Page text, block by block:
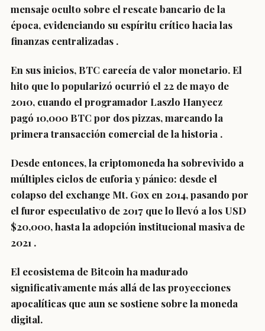
mensaje oculto sobre el rescate bancario de la
época, evidenciando su espíritu crítico hacia las
finanzas centralizadas .
En sus inicios, BTC carecía de valor monetario. El
hito que lo popularizó ocurrió el 22 de mayo de
2010, cuando el programador Laszlo Hanyecz
pagó 10,000 BTC por dos pizzas, marcando la
primera transacción comercial de la historia .
Desde entonces, la criptomoneda ha sobrevivido a
múltiples ciclos de euforia y pánico: desde el
colapso del exchange Mt. Gox en 2014, pasando por
el furor especulativo de 2017 que lo llevó a los USD
$20,000, hasta la adopción institucional masiva de
2021 .
El ecosistema de Bitcoin ha madurado
significativamente más allá de las proyecciones
apocalíticas que aun se sostiene sobre la moneda
digital.